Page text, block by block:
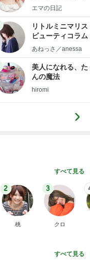
社売却セカンドラ
エマの日記
リトルミニマリス
ビューティコラ
little
あねっさ／anessa
美人になれる、た
んの魔法
hiromi
すべて見る
2
桃
3
クロ
すべて見る